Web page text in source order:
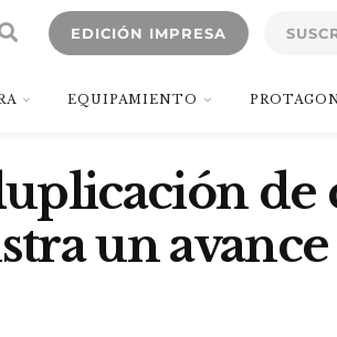
EDICIÓN IMPRESA
EQUIPAMIENTO
de
un avance